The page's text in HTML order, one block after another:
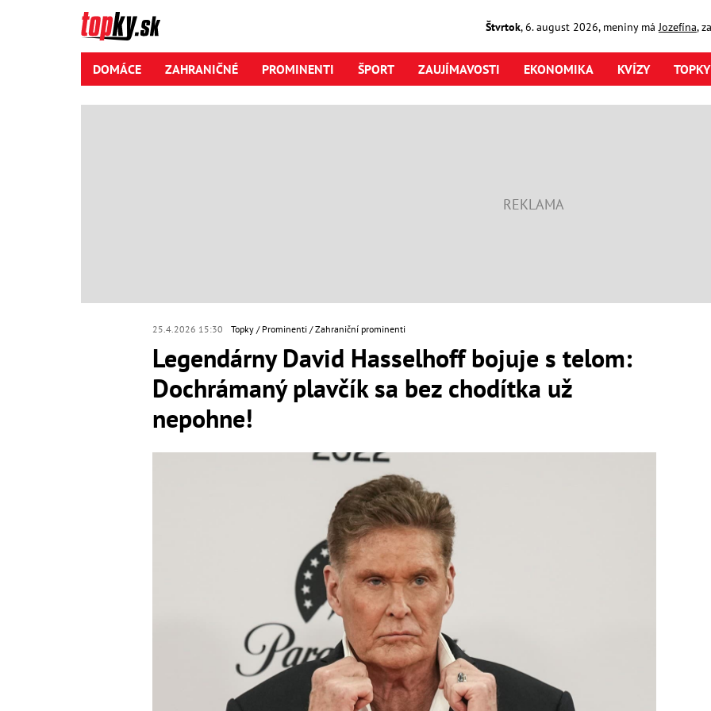
Štvrtok,6. august2026, meniny má Jozefína,
DOMÁCE ZAHRANIČNÉ PROMINENTI ŠPORT ZAUJÍMAVOSTI EKONOMIKA KVÍZY
25.4.2026 15:30 Topky Prominenti Zahraniční prominenti
Legendárny David Hasselhoff bojuje s telom:
Dochrámaný plavčík sa bez chodítka už
nepohne!